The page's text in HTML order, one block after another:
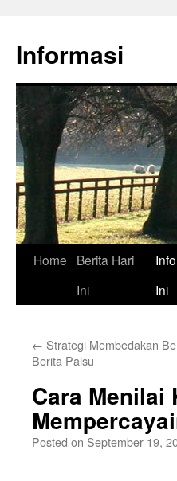
content
Informasi
Home
Berita Hari
Ini
Ini
← Strategi Membedakan
Berita Palsu
Cara Menilai
Posted on September 19,